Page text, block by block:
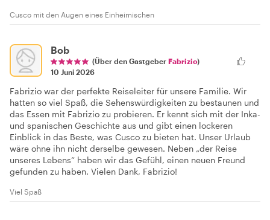
Cusco mit den Augen eines Einheimischen
Bob
(Über den Gastgeber Fabrizio)
10 Juni 2026
Fabrizio war der perfekte Reiseleiter für unsere Familie. Wir
hatten so viel Spaß, die Sehenswürdigkeiten zu bestaunen und
das Essen mit Fabrizio zu probieren. Er kennt sich mit der Inka-
und spanischen Geschichte aus und gibt einen lockeren
Einblick in das Beste, was Cusco zu bieten hat. Unser Urlaub
wäre ohne ihn nicht derselbe gewesen. Neben „der Reise
unseres Lebens“ haben wir das Gefühl, einen neuen Freund
gefunden zu haben. Vielen Dank, Fabrizio!
Viel Spaß